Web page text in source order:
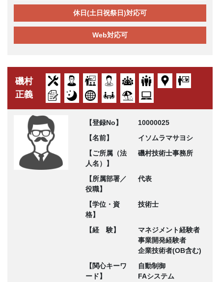
休日(土日祝祭日)対応可
Web対応可
磯村
正義
【登録No】
10000025
【名前】
イソムラマサヨシ
【ご所属（法
人名）】
磯村技術士事務所
【所属部署／
役職】
代表
【学位・資
格】
技術士
【経 験】
マネジメント経験者
事業開発経験者
企業技術者(OB含む)
【関心キーワ
ード】
自動制御
FAシステム